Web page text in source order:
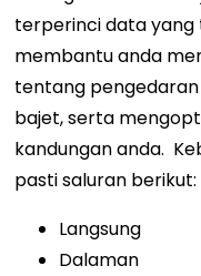
terperinci data yang
membantu anda
tentang
bajet, serta
kandungan anda.
pasti saluran berikut:
Langsung
Dalaman